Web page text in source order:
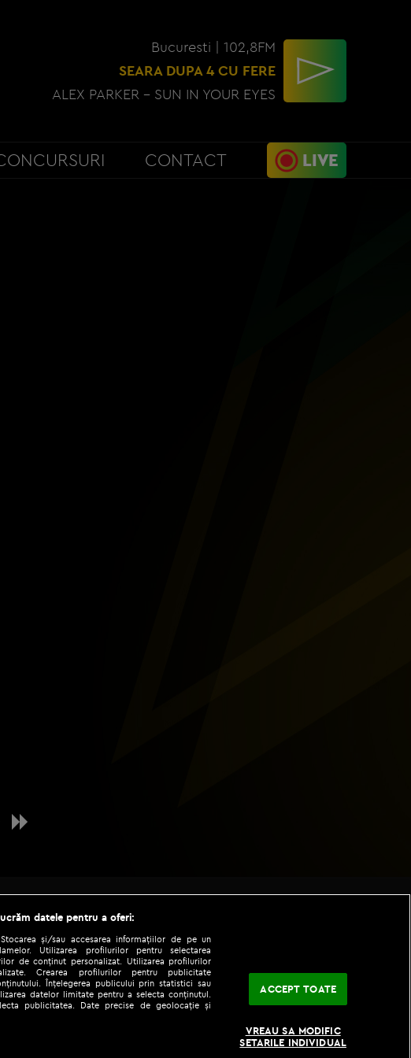
Bucuresti | 102,8FM
SEARA DUPA 4 CU FERE
ALEX PARKER - SUN IN YOUR EYES
CONTACT LIVE
datele pentru a oferi:
și/sau accesarea informațiilor de pe un
Utilizarea profilurilor pentru selectarea
de conținut personalizat. Utilizarea profilurilor
Crearea profilurilor pentru publicitate
Înțelegerea publicului prin statistici sau
datelor limitate pentru a selecta conținutul.
publicitatea. Date precise de geolocație și
ACCEPT TOATE
VREAU SA MODIFIC
SETARILE INDIVIDUAL